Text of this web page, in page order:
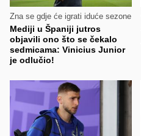
Zna se gdje će igrati iduće sezone
Mediji u Španiji jutros
objavili ono što se čekalo
sedmicama: Vinicius Junior
je odlučio!